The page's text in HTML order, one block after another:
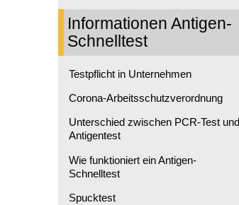
Informationen Antigen-
Schnelltest
Testpflicht in Unternehmen
Corona-Arbeitsschutzverordnung
Unterschied zwischen PCR-Test und
Antigentest
Wie funktioniert ein Antigen-
Schnelltest
Spucktest